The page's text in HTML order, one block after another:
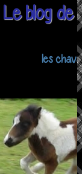
Le blog de
les chaval